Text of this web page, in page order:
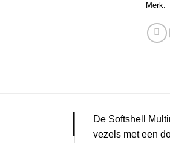
Merk:
De Softshell
vezels met een